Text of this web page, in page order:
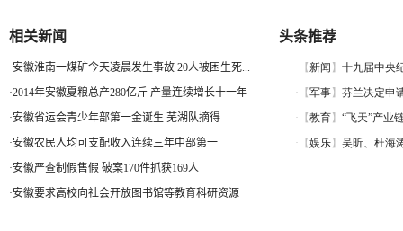
相关新闻
·安徽淮南一煤矿今天凌晨发生事故 20人被困生死...
·2014年安徽夏粮总产280亿斤 产量连续增长十一年
·安徽省运会青少年部第一金诞生 芜湖队摘得
·安徽农民人均可支配收入连续三年中部第一
·安徽严查制假售假 破案170件抓获169人
·安徽要求高校向社会开放图书馆等教育科研资源
头条推荐